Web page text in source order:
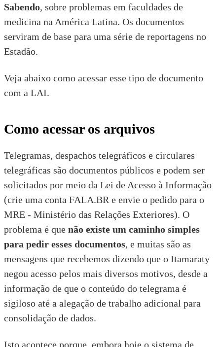
Sabendo, sobre problemas em faculdades de
medicina na América Latina. Os documentos
serviram de base para uma série de reportagens no
Estadão.
Veja abaixo como acessar esse tipo de documento
com a LAI.
Como acessar os arquivos
Telegramas, despachos telegráficos e circulares
telegráficas são documentos públicos e podem ser
solicitados por meio da Lei de Acesso à Informação
(crie uma conta FALA.BR e envie o pedido para o
MRE - Ministério das Relações Exteriores). O
problema é que não existe um caminho simples
para pedir esses documentos, e muitas são as
mensagens que recebemos dizendo que o Itamaraty
negou acesso pelos mais diversos motivos, desde a
informação de que o conteúdo do telegrama é
sigiloso até a alegação de trabalho adicional para
consolidação de dados.
Isto acontece porque, embora hoje o sistema de